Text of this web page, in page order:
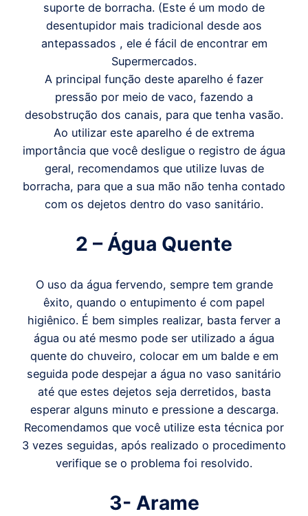
suporte de borracha. (Este é um modo de
desentupidor mais tradicional desde aos
antepassados , ele é fácil de encontrar em
Supermercados.
A principal função deste aparelho é fazer
pressão por meio de vaco, fazendo a
desobstrução dos canais, para que tenha vasão.
Ao utilizar este aparelho é de extrema
importância que você desligue o registro de água
geral, recomendamos que utilize luvas de
borracha, para que a sua mão não tenha contado
com os dejetos dentro do vaso sanitário.
2 – Água Quente
O uso da água fervendo, sempre tem grande
êxito, quando o entupimento é com papel
higiênico. É bem simples realizar, basta ferver a
água ou até mesmo pode ser utilizado a água
quente do chuveiro, colocar em um balde e em
seguida pode despejar a água no vaso sanitário
até que estes dejetos seja derretidos, basta
esperar alguns minuto e pressione a descarga.
Recomendamos que você utilize esta técnica por
3 vezes seguidas, após realizado o procedimento
verifique se o problema foi resolvido.
3- Arame